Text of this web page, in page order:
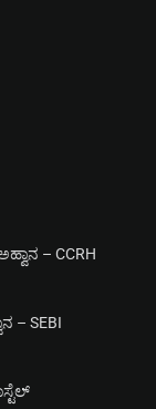
– CCRH
– SEBI